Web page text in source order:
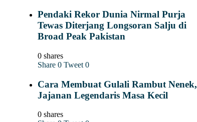
Pendaki Rekor Dunia Nirmal Purja
Tewas Diterjang Longsoran Salju di
Broad Peak Pakistan
0 shares
Share 0 Tweet 0
Cara Membuat Gulali Rambut Nenek,
Jajanan Legendaris Masa Kecil
0 shares